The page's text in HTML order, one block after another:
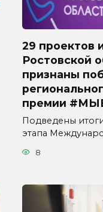
29 проектов
Ростовской
признаны
премии
Подведены
этапа
8